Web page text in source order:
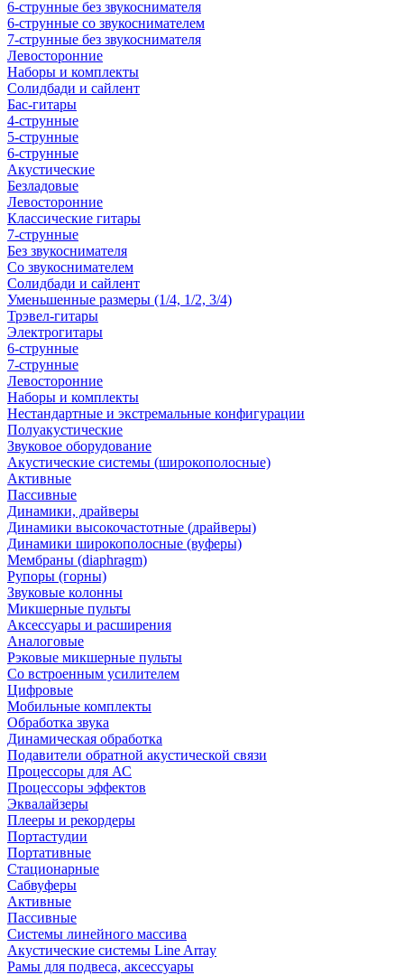
6-струнные без звукоснимателя
6-струнные со звукоснимателем
7-струнные без звукоснимателя
Левосторонние
Наборы и комплекты
Солидбади и сайлент
Бас-гитары
4-струнные
5-струнные
6-струнные
Акустические
Безладовые
Левосторонние
Классические гитары
7-струнные
Без звукоснимателя
Со звукоснимателем
Солидбади и сайлент
Уменьшенные размеры (1/4, 1/2, 3/4)
Трэвел-гитары
Электрогитары
6-струнные
7-струнные
Левосторонние
Наборы и комплекты
Нестандартные и экстремальные конфигурации
Полуакустические
Звуковое оборудование
Акустические системы (широкополосные)
Активные
Пассивные
Динамики, драйверы
Динамики высокочастотные (драйверы)
Динамики широкополосные (вуферы)
Мембраны (diaphragm)
Рупоры (горны)
Звуковые колонны
Микшерные пульты
Аксессуары и расширения
Аналоговые
Рэковые микшерные пульты
Со встроенным усилителем
Цифровые
Мобильные комплекты
Обработка звука
Динамическая обработка
Подавители обратной акустической связи
Процессоры для АС
Процессоры эффектов
Эквалайзеры
Плееры и рекордеры
Портастудии
Портативные
Стационарные
Сабвуферы
Активные
Пассивные
Системы линейного массива
Акустические системы Line Array
Рамы для подвеса, аксессуары